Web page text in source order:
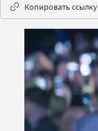
Копировать ссылку